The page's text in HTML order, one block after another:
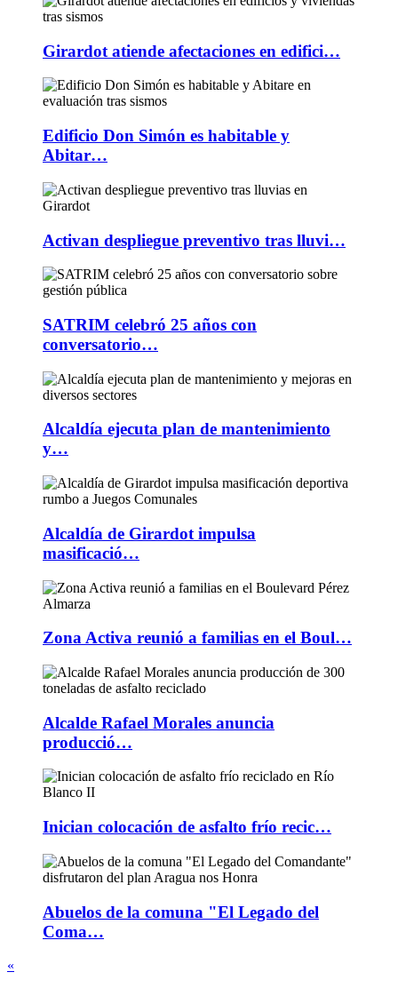
Girardot atiende afectaciones en edifici…
Edificio Don Simón es habitable y
Abitar…
Activan despliegue preventivo tras lluvi…
SATRIM celebró 25 años con
conversatorio…
Alcaldía ejecuta plan de mantenimiento
y…
Alcaldía de Girardot impulsa
masificació…
Zona Activa reunió a familias en el Boul…
Alcalde Rafael Morales anuncia
producció…
Inician colocación de asfalto frío recic…
Abuelos de la comuna "El Legado del
Coma…
«